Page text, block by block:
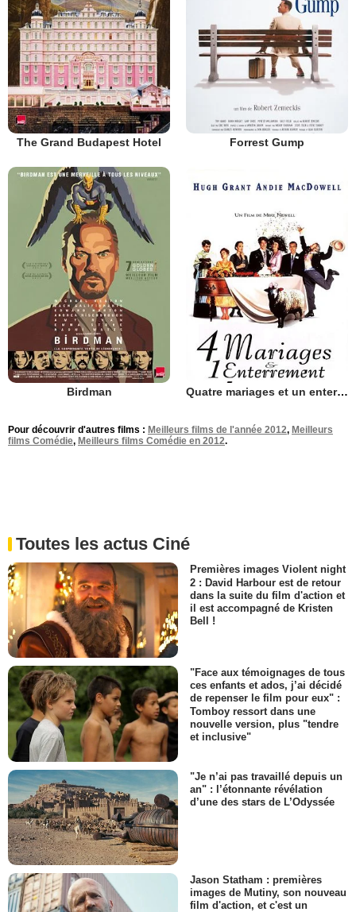
The Grand Budapest Hotel Forrest Gump
Birdman Quatre mariages et un enterrement
Pour découvrir d'autres films : Meilleurs films de l'année 2012, Meilleurs
films Comédie, Meilleurs films Comédie en 2012.
Toutes les actus Ciné
Premières images Violent night
2 : David Harbour est de retour
dans la suite du film d'action et
il est accompagné de Kristen
Bell !
"Face aux témoignages de tous
ces enfants et ados, j’ai décidé
de repenser le film pour eux" :
Tomboy ressort dans une
nouvelle version, plus "tendre
et inclusive"
"Je n’ai pas travaillé depuis un
an" : l’étonnante révélation
d’une des stars de L’Odyssée
Jason Statham : premières
images de Mutiny, son nouveau
film d'action, et c'est un